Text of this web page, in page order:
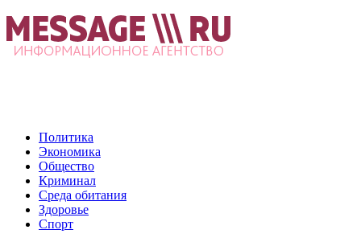
Политика
Экономика
Общество
Криминал
Среда обитания
Здоровье
Спорт